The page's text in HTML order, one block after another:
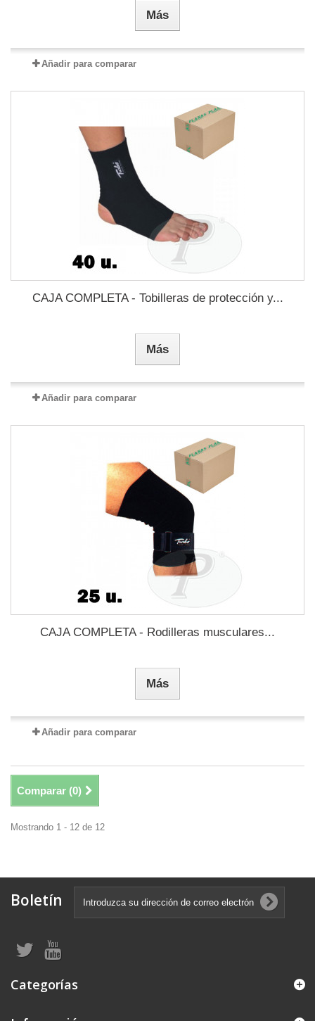
Más
Añadir para comparar
CAJA COMPLETA - Tobilleras de protección y...
Más
Añadir para comparar
CAJA COMPLETA - Rodilleras musculares...
Más
Añadir para comparar
Comparar (0)
Mostrando 1 - 12 de 12
Boletín
Categorías